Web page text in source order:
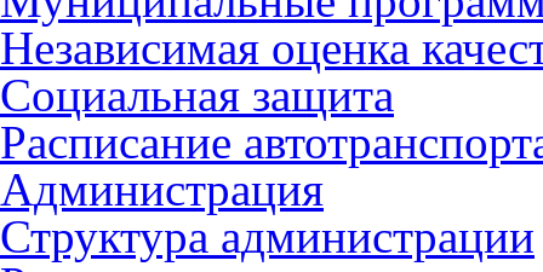
Независимая оценка
Социальная защита
Расписание
Администрация
Структура администрации